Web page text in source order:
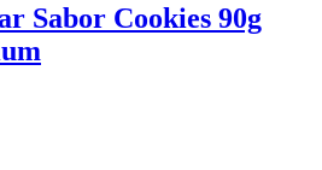
Sabor Cookies 90g